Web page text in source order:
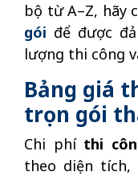
bộ từ A–Z, hãy
gói để được
lượng thi công
Bảng giá
trọn gói
Chi phí thi
theo diện tích,